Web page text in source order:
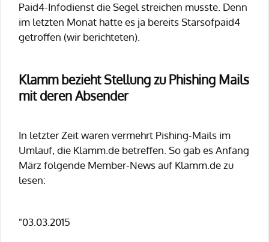
Paid4-Infodienst die Segel streichen musste. Denn
im letzten Monat hatte es ja bereits Starsofpaid4
getroffen (wir berichteten).
Klamm bezieht Stellung zu Phishing Mails
mit deren Absender
In letzter Zeit waren vermehrt Pishing-Mails im
Umlauf, die Klamm.de betreffen. So gab es Anfang
März folgende Member-News auf Klamm.de zu
lesen:
"03.03.2015